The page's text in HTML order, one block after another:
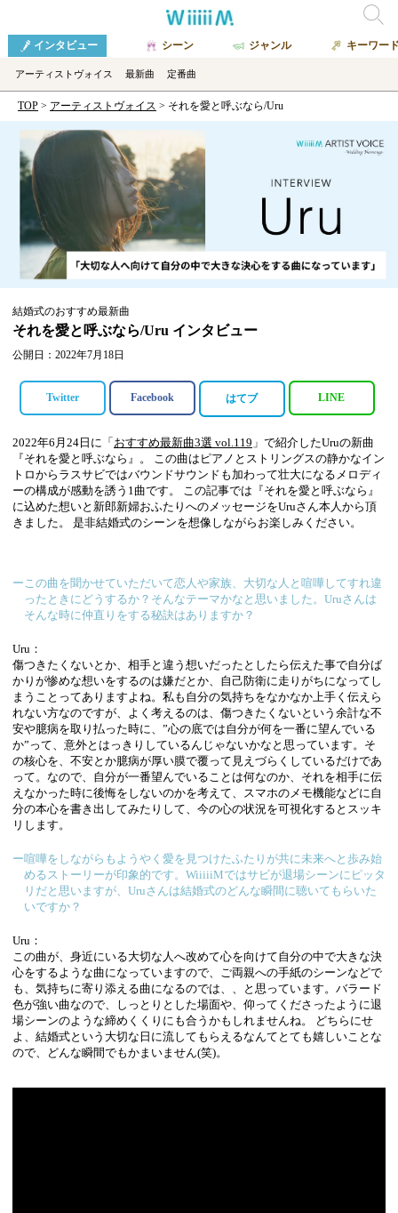
インタビュー シーン ジャンル キーワー
アーティストヴォイス 最新曲 定番曲
TOP アーティストヴォイス それを愛と呼ぶなら/Uru
結婚式のおすすめ最新曲
それを愛と呼ぶなら/Uru インタビュー
公開日：2022年7月18日
Twitter Facebook はてブ LINE
2022年6月24日に「 おすすめ最新曲3選 vol.119 」で紹介したUruの新曲
『それを愛と呼ぶなら』。 この曲はピアノとストリングスの静かなイン
トロからラスサビではバウンドサウンドも加わって壮大になるメロディ
ーの構成が感動を誘う1曲です。 この記事では『それを愛と呼ぶなら』
に込めた想いと新郎新婦おふたりへのメッセージをUruさん本人から頂
きました。 是非結婚式のシーンを想像しながらお楽しみください。
ーこの曲を聞かせていただいて恋人や家族、大切な人と喧嘩してすれ違
ったときにどうするか？そんなテーマかなと思いました。Uruさんは
そんな時に仲直りをする秘訣はありますか？
Uru：
傷つきたくないとか、相手と違う想いだったとしたら伝えた事で自分ば
かりが惨めな想いをするのは嫌だとか、自己防衛に走りがちになってし
まうことってありますよね。私も自分の気持ちをなかなか上手く伝えら
れない方なのですが、よく考えるのは、傷つきたくないという余計な不
安や臆病を取り払った時に、”心の底では自分が何を一番に望んでいる
か”って、意外とはっきりしているんじゃないかなと思っています。そ
の核心を、不安とか臆病が厚い膜で覆って見えづらくしているだけであ
って。なので、自分が一番望んでいることは何なのか、それを相手に伝
えなかった時に後悔をしないのかを考えて、スマホのメモ機能などに自
分の本心を書き出してみたりして、今の心の状況を可視化するとスッキ
リします。
ー喧嘩をしながらもようやく愛を見つけたふたりが共に未来へと歩み始
めるストーリーが印象的です。WiiiiiMではサビが退場シーンにピッタ
リだと思いますが、Uruさんは結婚式のどんな瞬間に聴いてもらいた
いですか？
Uru：
この曲が、身近にいる大切な人へ改めて心を向けて自分の中で大きな決
心をするような曲になっていますので、ご両親への手紙のシーンなどで
も、気持ちに寄り添える曲になるのでは、、と思っています。バラード
色が強い曲なので、しっとりとした場面や、仰ってくださったように退
場シーンのような締めくくりにも合うかもしれませんね。 どちらにせ
よ、結婚式という大切な日に流してもらえるなんてとても嬉しいことな
ので、どんな瞬間でもかまいません(笑)。